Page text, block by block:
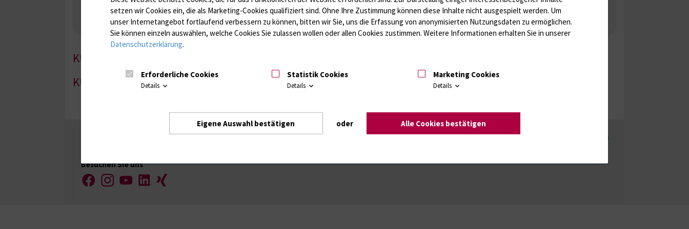
Nebenniere / Niere; Nebenschilddrüse ( Ca-Stoffwechsel / Knochen; Hypophyse / Wachstum; Gestroinaltrakt / Vitamine; Gonaden / Zyklus / Sterilität
Infektionsserologie
Allergiediagnostik Immunologie
Autoimmundiagnostik
Antibiotika, Zystostatika, Immunsuppressiva, Amaleptika, Bronchospasmolytika, Antiepileptika, Kardiaka, Psychpharmaka
Molekulare Diagnostik
KU-1
KU-3
Besuchen Sie uns
FacebookInstagramYouTubeLinkedIn
Xing
Intranet Login (für Studenten) Impressum Datenschutzhinweise
setzen wir Cookies ein, die als Marketing-Cookies qualifiziert sind. Ohne Ihre Zustimmung können diese Inhalte nicht ausgespielt werden. Um
unser Internetangebot fortlaufend verbessern zu können, bitten wir Sie, uns die Erfassung von anonymisierten Nutzungsdaten zu ermöglichen.
Sie können einzeln auswählen, welche Cookies Sie zulassen wollen oder allen Cookies zustimmen. Weitere Informationen erhalten Sie in unserer
Datenschutzerklärung.
Erforderliche Cookies
Details
Statistik Cookies
Details
Marketing Cookies
Details
Eigene Auswahl bestätigen oder Alle Cookies bestätigen